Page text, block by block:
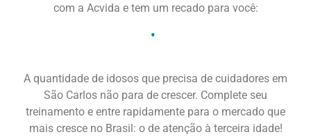
com a Acvida e tem um recado para você:
A quantidade de idosos que precisa de cuidadores em
São Carlos não para de crescer. Complete seu
treinamento e entre rapidamente para o mercado que
mais cresce no Brasil: o de atenção à terceira idade!